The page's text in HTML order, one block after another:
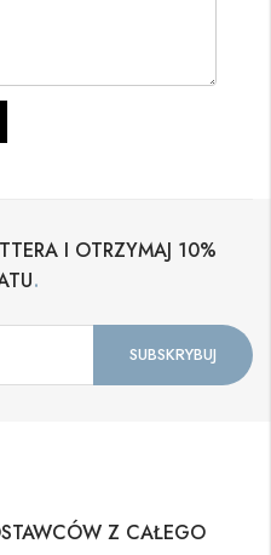
I OTRZYMAJ 10%
.
Z CAŁEGO